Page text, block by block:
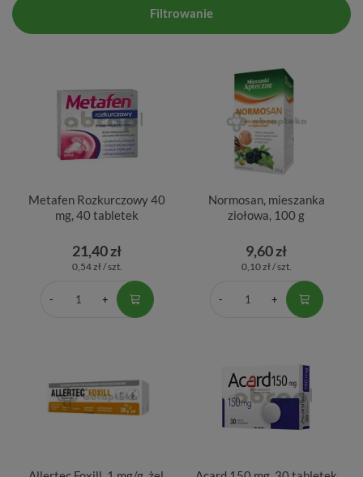
Filtrowanie
Metafen Rozkurczowy 40
mg, 40 tabletek
21,40 zł
0,54 zł / szt.
Normosan, mieszanka
ziołowa, 100 g
9,60 zł
0,10 zł / szt.